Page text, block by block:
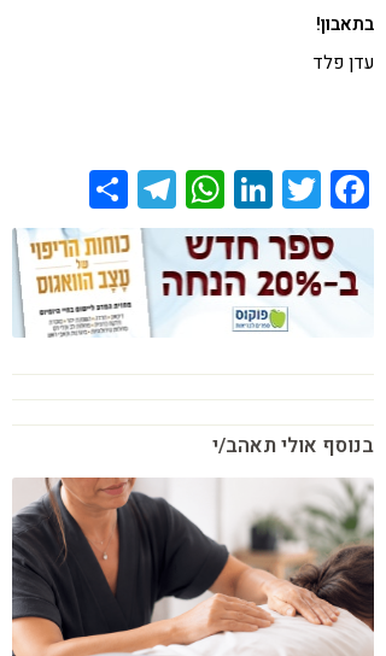
בתאבון!
עדן פלד
Facebook
Twitter
LinkedIn
WhatsApp
Telegram
בנוסף אולי תאהב/י